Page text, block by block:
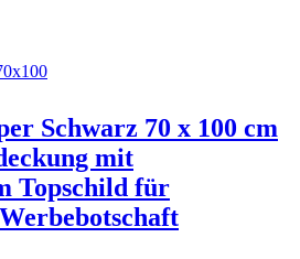
Schwarz 70 x 100 cm
mit
Topschild für